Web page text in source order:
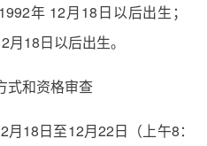
年 12月18日以后出生；
月18日以后出生。
式和资格审查
18日至12月22日（上午8：